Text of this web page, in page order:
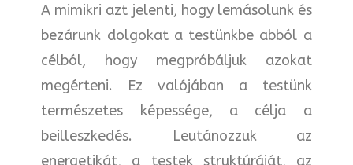
A mimikri azt jelenti, hogy lemásolunk és
bezárunk dolgokat a testünkbe abból a
célból, hogy megpróbáljuk azokat
megérteni. Ez valójában a testünk
természetes képessége, a célja a
beilleszkedés. Leutánozzuk az
energetikát, a testek struktúráját, az